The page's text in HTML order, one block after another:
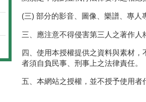
(三) 部分的影音、圖像、樂譜、專人
三、應注意不得侵害第三人之著作人
四、使用本授權提供之資料與素材
者須自負民事、刑事上之法律責任。
五、本網站之授權，並不授予使用者